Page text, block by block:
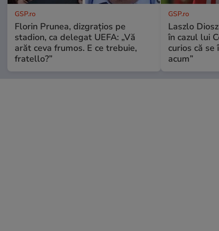
GSP.ro
Florin Prunea, dizgrațios pe
stadion, ca delegat UEFA: „Vă
arăt ceva frumos. E ce trebuie,
fratello?”
GSP.ro
Laszlo
în cazul lui
curios că
acum”